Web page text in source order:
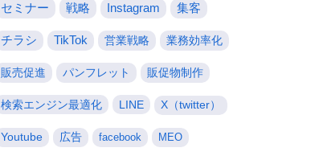
セミナー 戦略 Instagram 集客
チラシ TikTok 営業戦略 業務効率化
販売促進 パンフレット 販促物制作
検索エンジン最適化 LINE X（twitter）
Youtube 広告 facebook MEO